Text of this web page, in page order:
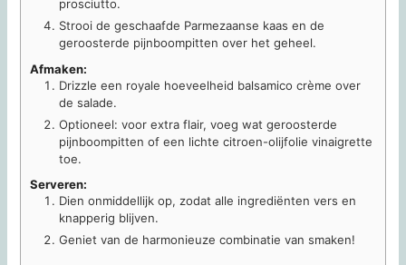
prosciutto.
Strooi de geschaafde Parmezaanse kaas en de
geroosterde pijnboompitten over het geheel.
Afmaken:
Drizzle een royale hoeveelheid balsamico crème over
de salade.
Optioneel: voor extra flair, voeg wat geroosterde
pijnboompitten of een lichte citroen-olijfolie vinaigrette
toe.
Serveren:
Dien onmiddellijk op, zodat alle ingrediënten vers en
knapperig blijven.
Geniet van de harmonieuze combinatie van smaken!